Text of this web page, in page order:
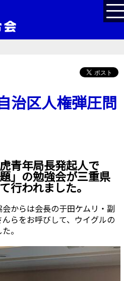
治区人権弾圧問
青年局長発起人で
」の勉強会が三重県
行われました。
からは会長の于田ケムリ・副
らをお呼びして、ウイグルの
。